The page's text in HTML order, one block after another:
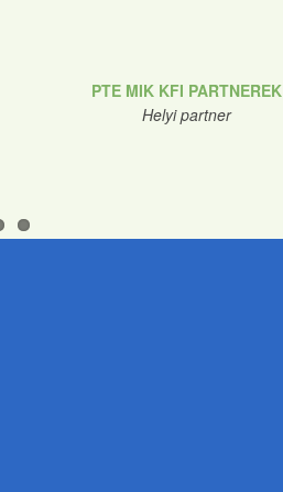
PTE MIK KFI PARTNEREK
Helyi partner